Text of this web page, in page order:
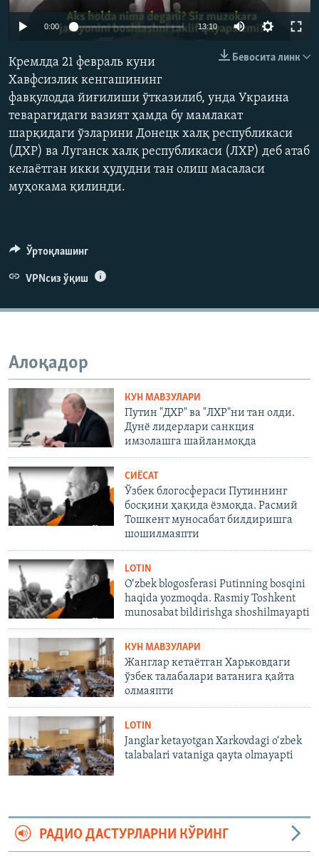
Auto 480p
720p
0:00 13:10 Auto
480p
1080p
Бевосита линк
Кремлда 21 февраль куни
Хавфсизлик кенгашининг
фавқулодда йиғилиши ўтказилиб, унда Украина
теварагидаги вазият ҳамда бу мамлакат
шарқидаги ўзларини Донецк халқ республикаси
(ДХР) ва Луганск халқ республикаси (ЛХР) деб атаб
келаётган икки ҳудудни тан олиш масаласи
муҳокама қилинди.
Ўртоқлашинг
VPNсиз ўқиш
Алоқадор
КУН МАВЗУЛАРИ
Путин "ДХР" ва "ЛХР"ни тан олди.
Дунё лидерлари санкция
имзолашга шайланмоқда
СИЁСАТ
Ўзбек блогосфераси Путиннинг
босқини ҳақида ёзмоқда. Расмий
Тошкент муносабат билдиришга
шошилмаяпти
LOTIN
O‘zbek blogosferasi Putinning bosqini
haqida yozmoqda. Rasmiy Toshkent
munosabat bildirishga shoshilmayapti
КУН МАВЗУЛАРИ
Жанглар кетаётган Харьковдаги
ўзбек талабалари ватанига қайта
олмаяпти
LOTIN
Janglar ketayotgan Xarkovdagi o‘zbek
talabalari vataniga qayta olmayapti
РАДИО ДАСТУРЛАРНИ КЎРИНГ